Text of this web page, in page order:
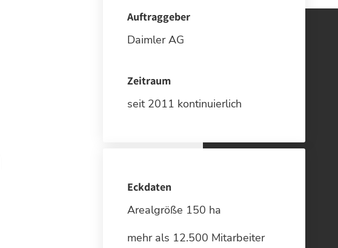
Auftraggeber
Daimler AG
Zeitraum
seit 2011 kontinuierlich
Eckdaten
Arealgröße 150 ha
mehr als 12.500 Mitarbeiter